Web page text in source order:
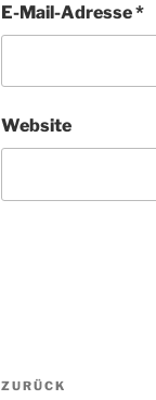
E-Mail-Adresse*
Website
Vorheriger
ZURÜCK